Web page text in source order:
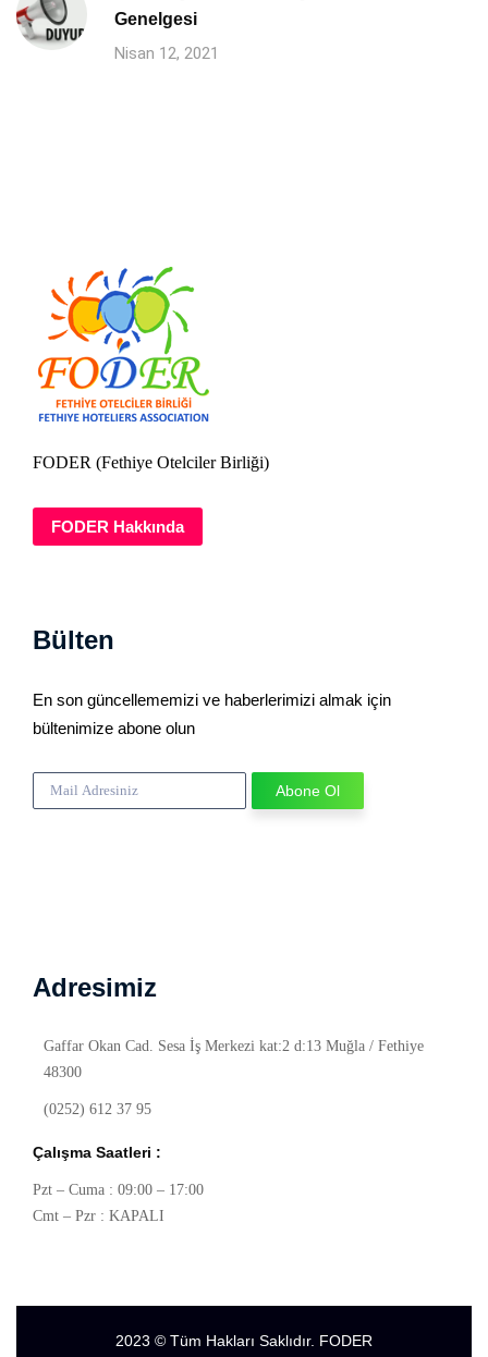
Genelgesi
Nisan 12, 2021
FODER (Fethiye Otelciler Birliği)
FODER Hakkında
Bülten
En son güncellememizi ve haberlerimizi almak için
bültenimize abone olun
Adresimiz
Gaffar Okan Cad. Sesa İş Merkezi kat:2 d:13 Muğla / Fethiye
48300
(0252) 612 37 95
Çalışma Saatleri :
Pzt – Cuma : 09:00 – 17:00
Cmt – Pzr : KAPALI
2023 © Tüm Hakları Saklıdır. FODER